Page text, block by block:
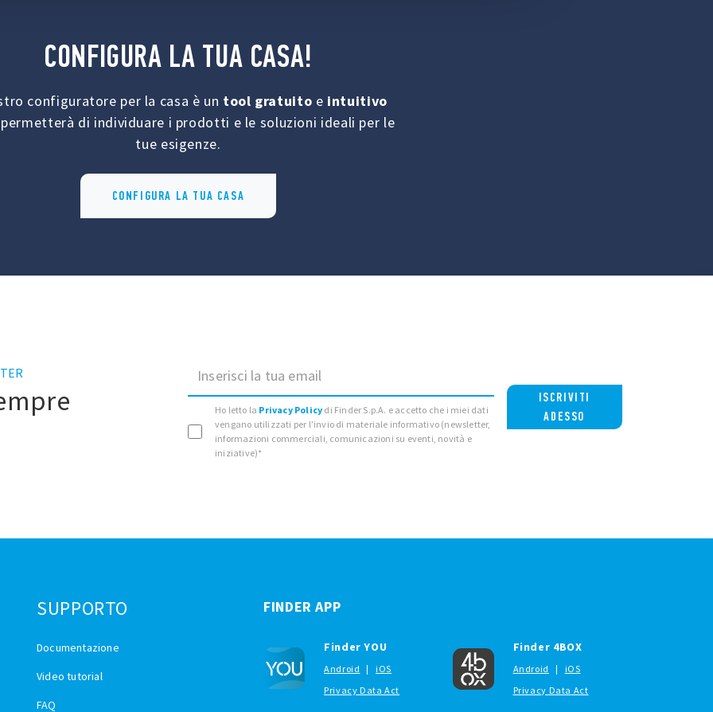
CONFIGURA LA TUA CASA!
configuratore per la casa è un tool gratuito e intuitivo
di individuare i prodotti e le soluzioni ideali per le
tue esigenze.
CONFIGURA LA TUA CASA
Inserisci la tua email
Ho letto la Privacy Policy di Finder S.p.A. e accetto che i miei dati
vengano utilizzati per l’invio di materiale informativo (newsletter,
informazioni commerciali, comunicazioni su eventi, novità e
iniziative)*
ISCRIVITI
ADESSO
SUPPORTO
Documentazione
Video tutorial
FAQ
FINDER APP
Finder YOU
Android |
iOS
Privacy Data Act
Finder 4BOX
Android |
iOS
Privacy Data Act